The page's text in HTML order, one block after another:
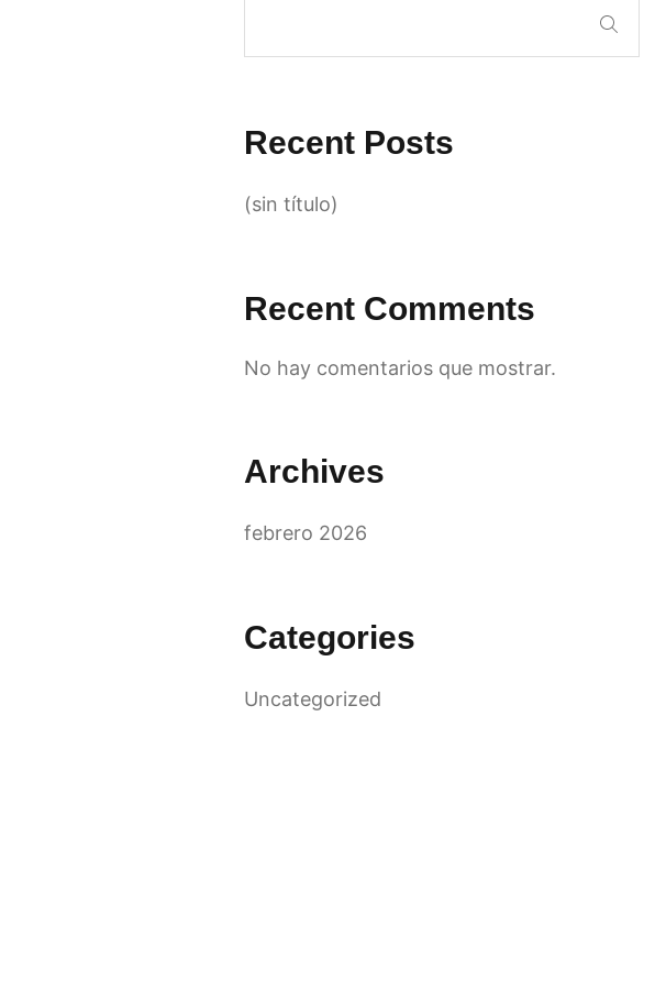
Recent Posts
(sin título)
Recent Comments
No hay comentarios que mostrar.
Archives
febrero 2026
Categories
Uncategorized